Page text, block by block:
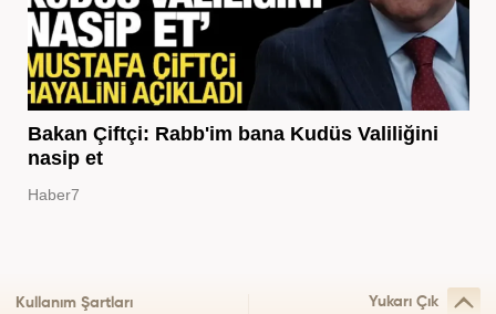
Bakan Çiftçi: Rabb'im bana Kudüs Valiliğini
nasip et
Haber7
Kullanım Şartları Yukarı Çık